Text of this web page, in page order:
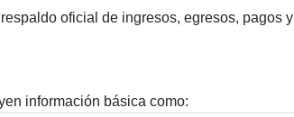
oficial de ingresos, egresos, pagos y
información básica como: